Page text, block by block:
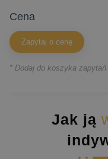
cena
Zapytaj o cenę
* Dodaj do koszyka zapytań
Jak ją